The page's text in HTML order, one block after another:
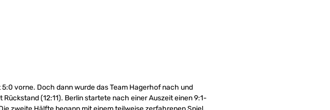
vorne. Doch dann wurde das Team Hagerhof nach und
(12:11). Berlin startete nach einer Auszeit einen 9:1-